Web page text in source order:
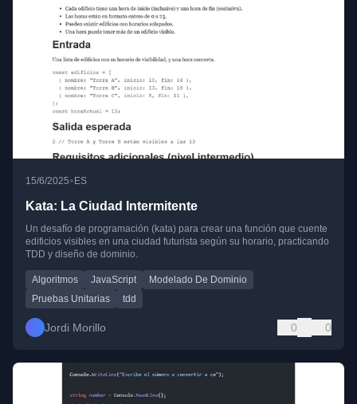
15/6/2025• ES
Kata: La Ciudad Intermitente
Un desafío de programación (kata) para crear una función que cuente
edificios visibles en una ciudad futurista según su horario, practicando
TDD y diseño de dominio.
Algoritmos JavaScript
Modelado De Dominio
Pruebas Unitarias
tdd
Jordi Morillo 0 0